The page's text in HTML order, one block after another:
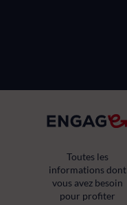
Toutes les
informations dont
vous avez besoin
pour profiter